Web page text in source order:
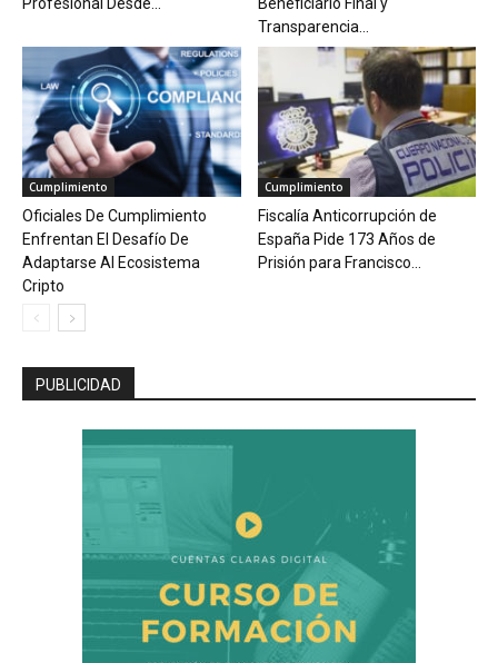
Transparencia...
Cumplimiento
Oficiales De Cumplimiento
Enfrentan El Desafío De
Adaptarse Al Ecosistema
Cripto
Cumplimiento
Fiscalía Anticorrupción de
España Pide 173 Años de
Prisión para Francisco...
PUBLICIDAD